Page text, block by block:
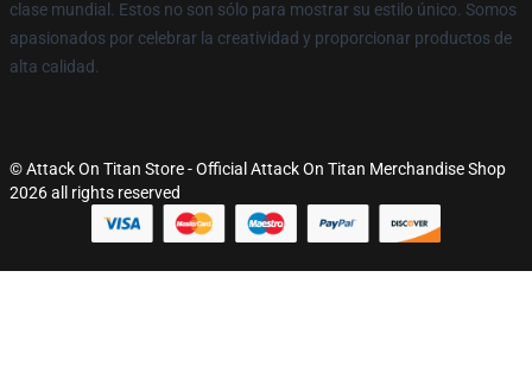
clase mundial. Estos no son sólo para mostrar su estilo único. Somos
apasionados por celebrar la creatividad y proporcionar productos de
alta calidad.
© Attack On Titan Store - Official Attack On Titan Merchandise Shop
2026 all rights reserved